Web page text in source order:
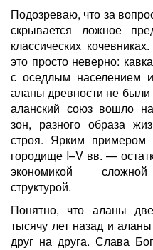
Подозреваю, что за
скрывается ложное
классических
это просто неверно:
с оседлым населением
аланы древности не
аланский союз вошло
зон, разного образа
строя. Ярким примером
городище I–V вв. —
экономикой сложной
структурой.
Понятно, что аланы
тысячу лет назад и
друг на друга. Слава